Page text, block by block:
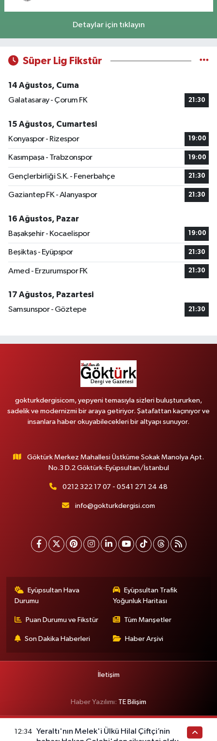
Detaylar için tıklayın
Süper Lig Fikstür
14 Ağustos, Cuma
Galatasaray - Çorum FK
21:30
15 Ağustos, Cumartesi
Konyaspor - Rizespor
19:00
Kasımpaşa - Trabzonspor 19:00
Gençlerbirliği S.K. - Fenerbahçe 21:30
Gaziantep FK - Alanyaspor 21:30
16 Ağustos, Pazar
Başakşehir - Kocaelispor
19:00
Beşiktaş - Eyüpspor 21:30
Amed - Erzurumspor FK 21:30
17 Ağustos, Pazartesi
Samsunspor - Göztepe
21:30
gokturkdergisicom, yepyeni temasıyla sizleri buluştururken,
sadelik ve modernizmi bir araya getiriyor. Şatafattan kaçınıyor ve
insanlara haber okuyabilecekleri bir altyapı sunuyor.
Göktürk Merkez Mahallesi Üstküme Sokak Manolya Apt.
No.3 D.2 Göktürk-Eyüpsultan/İstanbul
0212 322 17 07 - 0541 271 24 48
info@gokturkdergisi.com
Eyüpsultan Hava
Durumu
Eyüpsultan Trafik
Yoğunluk Haritası
Puan Durumu ve Fikstür Tüm Manşetler
Son Dakika Haberleri Haber Arşivi
İletişim
Haber Yazılımı: TE Bilişim
12:34
Yeraltı'nın Melek'i Ülkü Hilal Çiftçi’nin